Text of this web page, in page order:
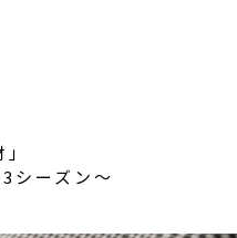
シーズン〜